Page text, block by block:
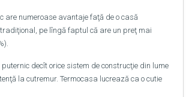
are numeroase avantaje faţă de o casă
pe lîngă faptul că are un preţ mai
decît orice sistem de construcţie din lume
la cutremur. Termocasa lucrează ca o cutie